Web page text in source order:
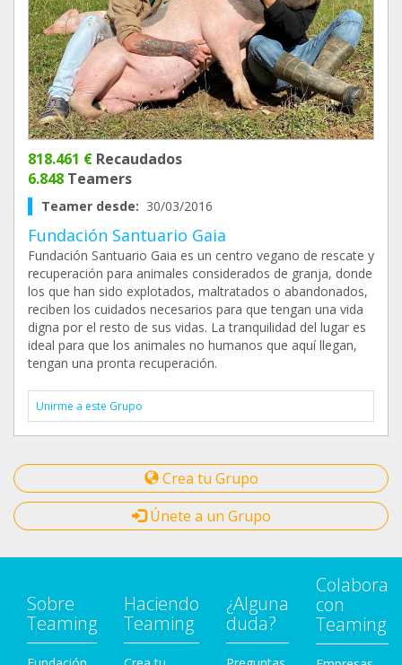
818.461 € Recaudados
6.848 Teamers
Teamer desde: 30/03/2016
Fundación Santuario Gaia
Fundación Santuario Gaia es un centro vegano de rescate y
recuperación para animales considerados de granja, donde
los que han sido explotados, maltratados o abandonados,
reciben los cuidados necesarios para que tengan una vida
digna por el resto de sus vidas. La tranquilidad del lugar es
ideal para que los animales no humanos que aquí llegan,
tengan una pronta recuperación.
Unirme a este Grupo
Crea tu Grupo
Únete a un Grupo
Sobre
Teaming
Haciendo
Teaming
¿Alguna
duda?
Colabora
con
Teaming